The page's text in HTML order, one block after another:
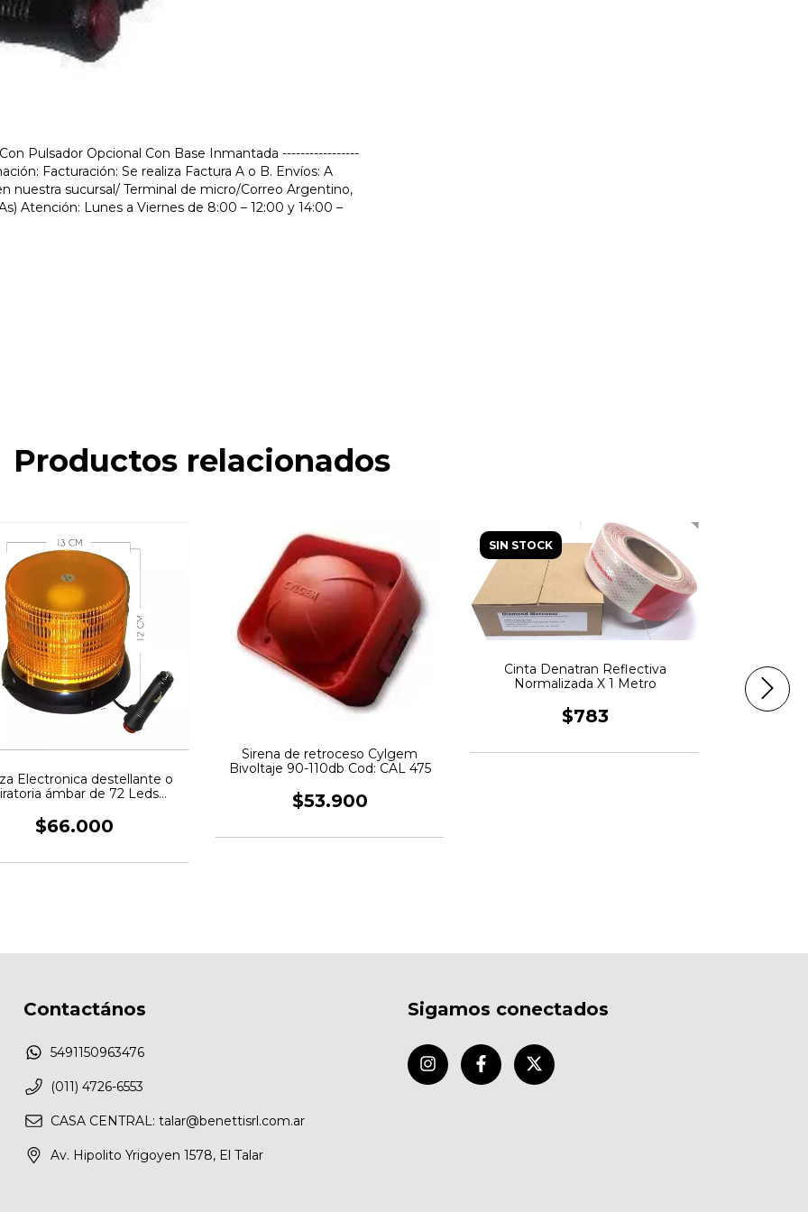
Pulsador Opcional Con Base Inmantada -----------------
Facturación: Se realiza Factura A o B. Envíos: A
nuestra sucursal/ Terminal de micro/Correo Argentino,
Atención: Lunes a Viernes de 8:00 – 12:00 y 14:00 –
Productos relacionados
Electronica destellante o
ámbar de 72 Leds
$66.000
Sirena de retroceso Cylgem
Bivoltaje 90-110db Cod: CAL 475
$53.900
SIN STOCK
Cinta Denatran Reflectiva
Normalizada X 1 Metro
$783
Cinta
Contactános
5491150963476
(011) 4726-6553
CASA CENTRAL: talar@benettisrl.com.ar
Av. Hipolito Yrigoyen 1578, El Talar
Sigamos conectados